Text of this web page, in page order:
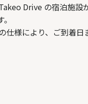
Drive の宿泊施設
仕様により、ご到着